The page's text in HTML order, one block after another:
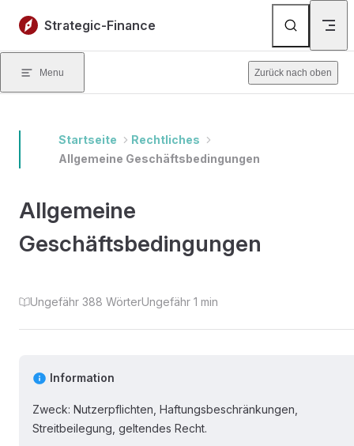
Skip to content
Strategic-Finance
Menu Zurück nach oben
Startseite
Rechtliches
Allgemeine Geschäftsbedingungen
Allgemeine
Geschäftsbedingungen
Ungefähr 388 WörterUngefähr 1 min
Information
Zweck: Nutzerpflichten, Haftungsbeschränkungen,
Streitbeilegung, geltendes Recht.